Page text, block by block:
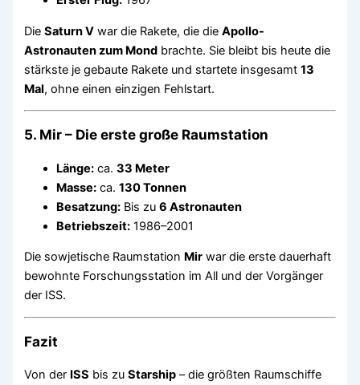
DieSaturn V war die Rakete, die dieApollo-
Astronauten zum Mond brachte. Sie bleibt bis heute die
stärkste je gebaute Rakete und startete insgesamt13
Mal, ohne einen einzigen Fehlstart.
5. Mir – Die erste große Raumstation
Länge: ca.33 Meter
Masse: ca.130 Tonnen
Besatzung: Bis zu6 Astronauten
Betriebszeit: 1986–2001
Die sowjetische Raumstation Mir war die erste dauerhaft
bewohnte Forschungsstation im All und der Vorgänger
der ISS.
Fazit
Von der ISS bis zuStarship – die größten Raumschiffe